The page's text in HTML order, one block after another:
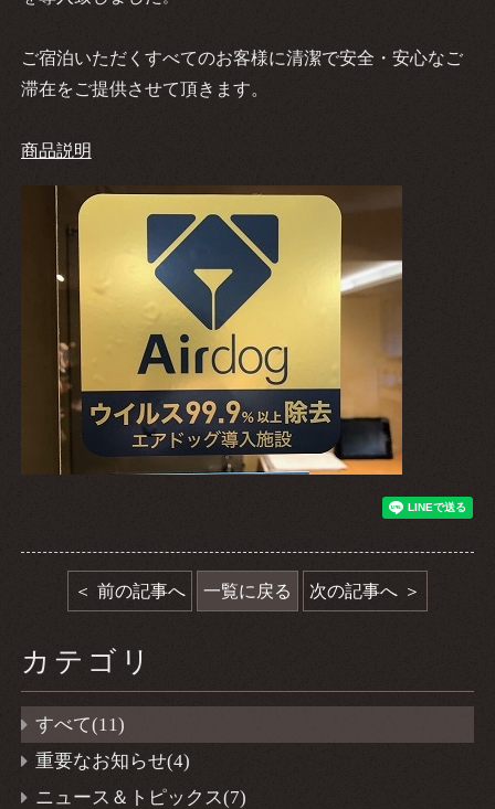
ご宿泊いただくすべてのお客様に清潔で安全・安心なご
滞在をご提供させて頂きます。
商品説明
前の記事へ 一覧に戻る 次の記事へ
カテゴリ
すべて(11)
重要なお知らせ(4)
ニュース＆トピックス(7)